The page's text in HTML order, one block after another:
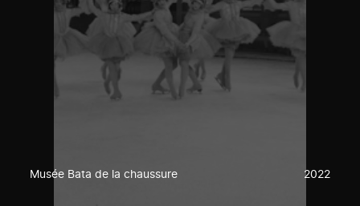
Musée Bata de la chaussure 2022